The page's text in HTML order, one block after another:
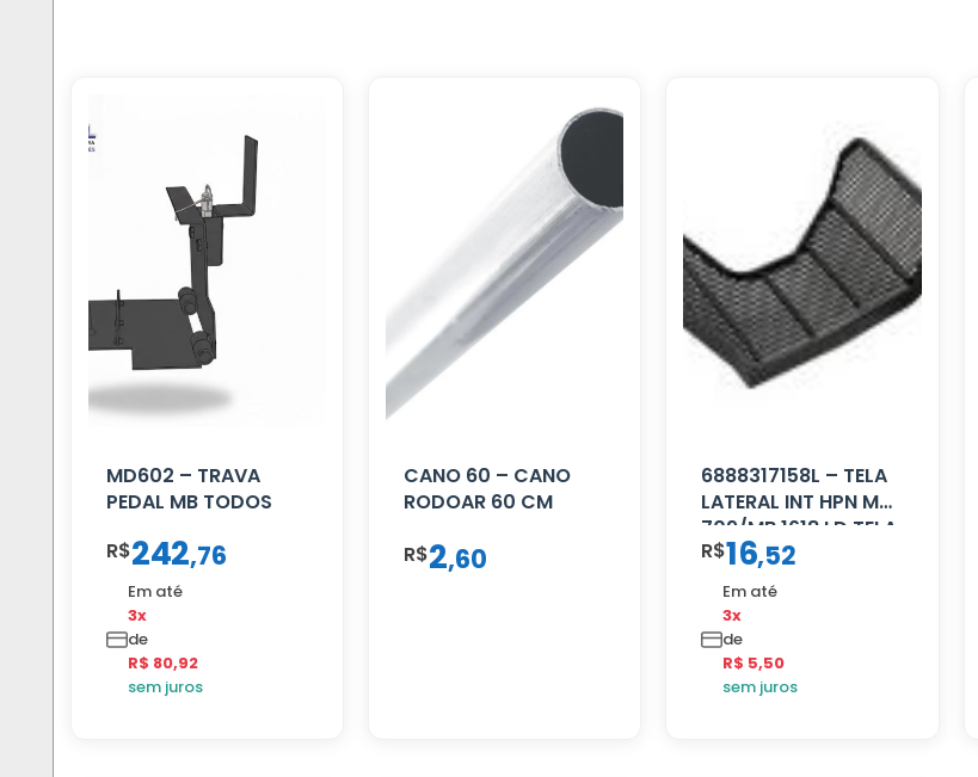
MD602 – TRAVA
PEDAL MB TODOS
R$242,76
Em até
3x
de
R$ 80,92
sem juros
CANO 60 – CANO
RODOAR 60 CM
R$2,60
6888317158L – TELA
LATERAL INT HPN MB
709/MB 1618 LD TELA
R$16,52
Em até
3x
de
R$ 5,50
sem juros